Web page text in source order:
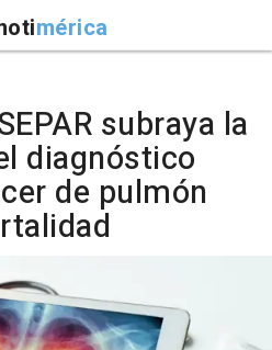
mérica
subraya la
diagnóstico
de pulmón